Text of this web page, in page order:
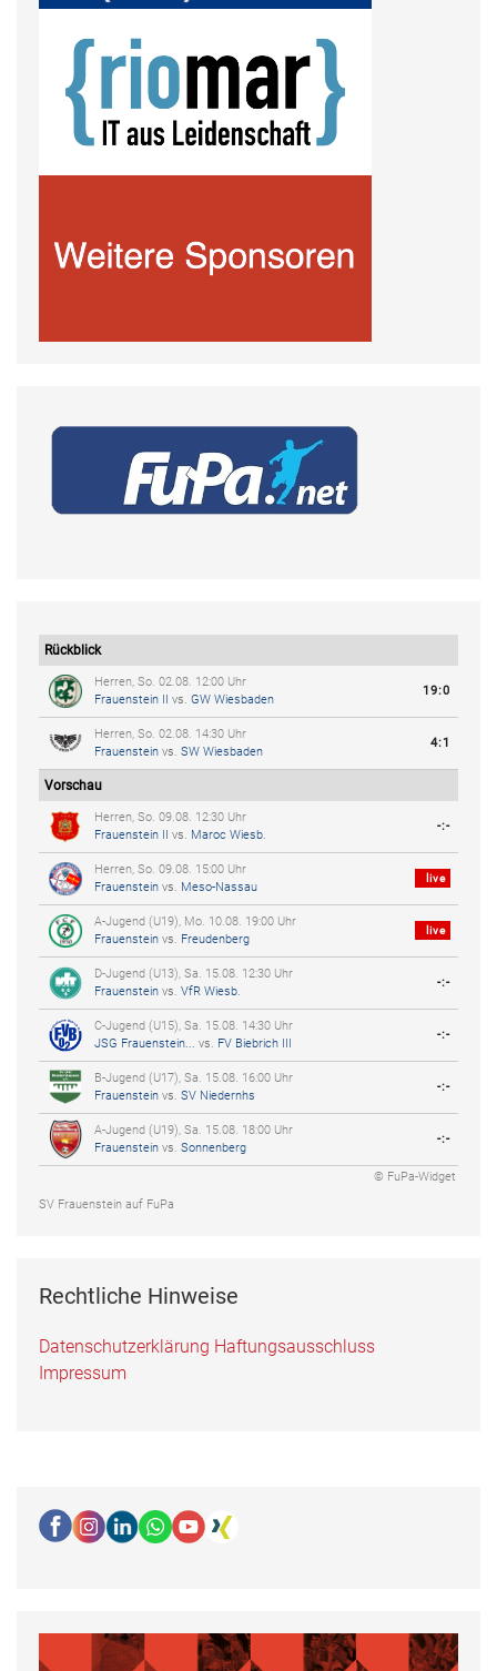
Rückblick
Herren, So. 02.08. 12:00 Uhr
Frauenstein II
vs. GW Wiesbaden
19:0
Herren, So. 02.08. 14:30 Uhr
Frauenstein vs. SW Wiesbaden
4:1
Vorschau
Herren, So. 09.08. 12:30 Uhr
Frauenstein II
vs. Maroc Wiesb.
-:-
Herren, So. 09.08. 15:00 Uhr
Frauenstein vs. Meso-Nassau
live
A-Jugend (U19), Mo. 10.08. 19:00 Uhr
Frauenstein vs. Freudenberg
live
D-Jugend (U13), Sa. 15.08. 12:30 Uhr
Frauenstein vs. VfR Wiesb.
-:-
C-Jugend (U15), Sa. 15.08. 14:30 Uhr
JSG Frauenstein... vs. FV Biebrich III
-:-
B-Jugend (U17), Sa. 15.08. 16:00 Uhr
Frauenstein vs. SV Niedernhs
-:-
A-Jugend (U19), Sa. 15.08. 18:00 Uhr
Frauenstein vs. Sonnenberg
-:-
© FuPa-Widget
SV Frauenstein auf FuPa
Rechtliche Hinweise
Datenschutzerklärung Haftungsausschluss
Impressum